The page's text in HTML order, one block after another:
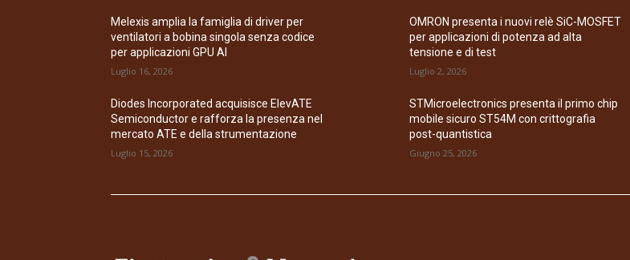
Melexis amplia la famiglia di driver per
ventilatori a bobina singola senza codice
per applicazioni GPU AI
Luglio 16, 2026
Diodes Incorporated acquisisce ElevATE
Semiconductor e rafforza la presenza nel
mercato ATE e della strumentazione
Luglio 15, 2026
OMRON presenta i nuovi relè SiC-MOSFET
per applicazioni di potenza ad alta
tensione e di test
Luglio 2, 2026
STMicroelectronics presenta il primo chip
mobile sicuro ST54M con crittografia
post-quantistica
Giugno 25, 2026